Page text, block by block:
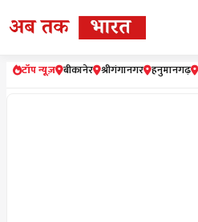
टॉप न्यूज़ बीकानेर श्रीगंगानगर हनुमानगढ़